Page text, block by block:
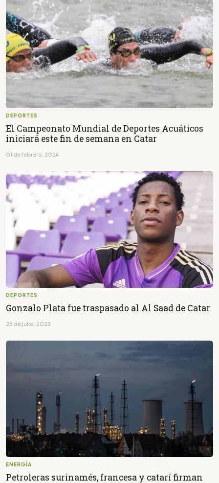
DEPORTES
El Campeonato Mundial de Deportes Acuáticos
iniciará este fin de semana en Catar
01 de febrero, 2024
DEPORTES
Gonzalo Plata fue traspasado al Al Saad de Catar
25 de julio, 2023
ENERGÍA
Petroleras surinamés, francesa y catarí firman